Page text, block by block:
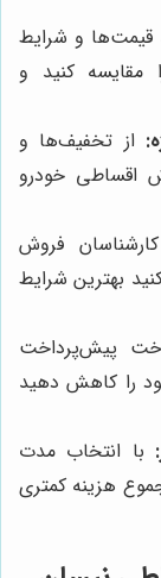
قیمت‌ها و شرایط
کنید و
از تخفیف‌ها و
اقساطی خودرو
فروش
بهترین شرایط
پیش‌پرداخت
را کاهش دهید
با انتخاب مدت
هزینه کمتری